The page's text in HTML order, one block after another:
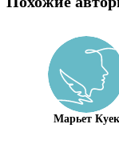
Марьет Куек